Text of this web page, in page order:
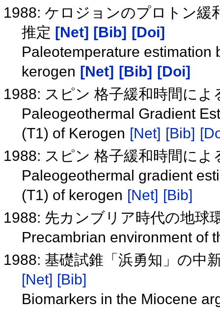
1988: ケロジョンのプロトン緩
推定 [Net] [Bib] [Doi]
Paleotemperature estimation
kerogen [Net] [Bib] [Doi]
1988: スピン 格子緩和時間に
Paleogeothermal Gradient
(T1) of Kerogen [Net] [Bib]
1988: スピン 格子緩和時間に
Paleogeothermal gradient
(T1) of kerogen [Net] [Bib]
1988: 先カンブリア時代の地球
Precambrian environment of
1988: 基礎試錐「浜勇知」の中
[Net] [Bib]
Biomarkers in the Miocene